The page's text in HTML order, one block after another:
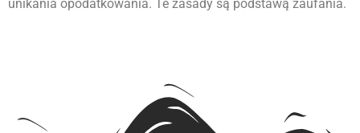
unikania opodatkowania. Te zasady są podstawą zaufania.